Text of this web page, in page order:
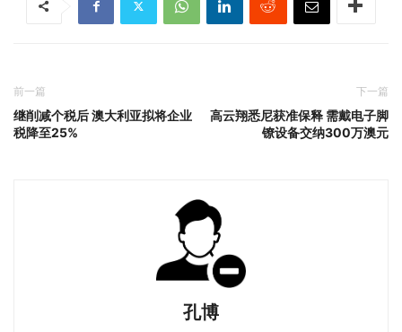
前一篇
继削减个税后 澳大利亚拟将企业
税降至25%
下一篇
高云翔悉尼获准保释 需戴电子脚
镣设备交纳300万澳元
孔博